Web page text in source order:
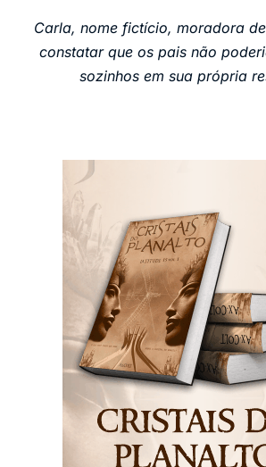
Carla, nome fictício, moradora
constatar que os pais não
sozinhos em sua própria